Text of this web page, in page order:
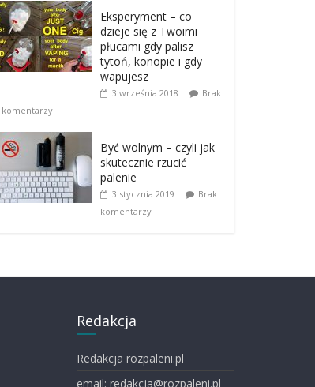
Eksperyment – co
dzieje się z Twoimi
płucami gdy palisz
tytoń, konopie i gdy
wapujesz
3 września 2018
Brak
komentarzy
Być wolnym – czyli jak
skutecznie rzucić
palenie
3 stycznia 2019
Brak
komentarzy
Redakcja
Redakcja rozpaleni.pl
email: redakcja@rozpaleni.pl